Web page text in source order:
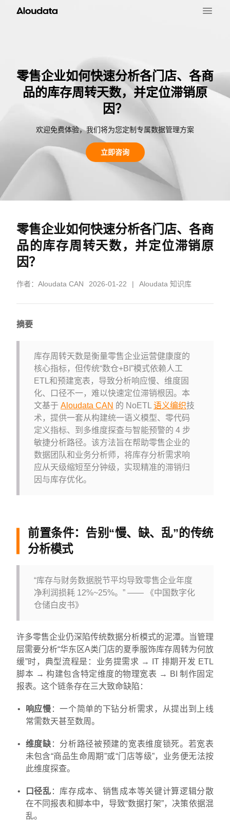
零售企业如何快速分析各门店、各商
品的库存周转天数，并定位滞销原
因？
欢迎免费体验，我们将为您定制专属数据管理方案
立即咨询
零售企业如何快速分析各门店、各商
品的库存周转天数，并定位滞销原
因？
作者： Aloudata CAN 2026-01-22 | Aloudata 知识库
摘要
库存周转天数是衡量零售企业运营健康度的
核心指标，但传统“数仓+BI”模式依赖人工
ETL和预建宽表，导致分析响应慢、维度固
化、口径不一，难以快速定位滞销根因。本
文基于 Aloudata CAN 的 NoETL 语义编织技
术，提供一套从构建统一语义模型、零代码
定义指标、到多维度探查与智能预警的 4 步
敏捷分析路径。该方法旨在帮助零售企业的
数据团队和业务分析师，将库存分析需求响
应从天级缩短至分钟级，实现精准的滞销归
因与库存优化。
前置条件：告别“慢、缺、乱”的传统
分析模式
“库存与财务数据脱节平均导致零售企业年度
净利润损耗 12%~25%。” —— 《中国数字化
仓储白皮书》
许多零售企业仍深陷传统数据分析模式的泥潭。当管理
层需要分析“华东区A类门店的夏季服饰库存周转为何放
缓”时，典型流程是：业务提需求 → IT 排期开发 ETL
脚本 → 构建包含特定维度的物理宽表 → BI 制作固定
报表。这个链条存在三大致命缺陷：
响应慢 ：一个简单的下钻分析需求，从提出到上线
常需数天甚至数周。
维度缺 ：分析路径被预建的宽表维度锁死。若宽表
未包含“商品生命周期”或“门店等级”，业务便无法按
此维度探查。
口径乱 ：库存成本、销售成本等关键计算逻辑分散
在不同报表和脚本中，导致“数据打架”，决策依据混
乱。